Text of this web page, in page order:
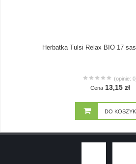
Herbatka Tulsi Relax BIO 17
(opinie:
Cena 13,15 zł
DO